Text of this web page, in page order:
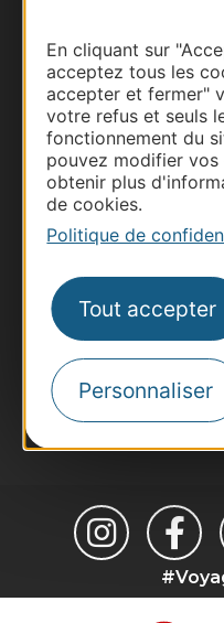
En cliquant sur
acceptez tous les
accepter et fermer"
votre refus et seuls
fonctionnement du
pouvez modifier
obtenir plus
de cookies.
Politique de
Tout accepter
Personnaliser
Thermalisme
Business/Mice
Pros d'Occitanie
Site presse et
Destination Sport
Inscrivez-vous à la
Destination
suggestions de
Je m'abonne